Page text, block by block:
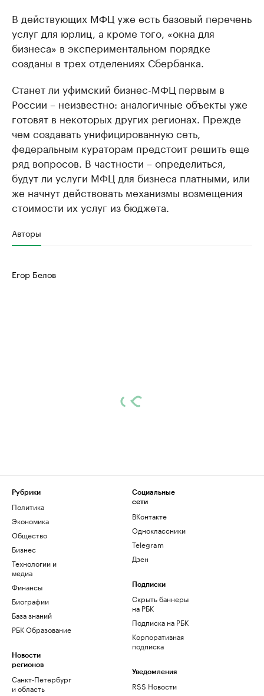
В действующих МФЦ уже есть базовый перечень
услуг для юрлиц, а кроме того, «окна для
бизнеса» в экспериментальном порядке
созданы в трех отделениях Сбербанка.
Станет ли уфимский бизнес-МФЦ первым в
России – неизвестно: аналогичные объекты уже
готовят в некоторых других регионах. Прежде
чем создавать унифицированную сеть,
федеральным кураторам предстоит решить еще
ряд вопросов. В частности – определиться,
будут ли услуги МФЦ для бизнеса платными, или
же начнут действовать механизмы возмещения
стоимости их услуг из бюджета.
Авторы
Егор Белов
Рубрики
Политика
Экономика
Общество
Бизнес
Технологии и
медиа
Финансы
Биографии
База знаний
РБК Образование
Новости
регионов
Санкт-Петербург
и область
Социальные
сети
ВКонтакте
Одноклассники
Telegram
Дзен
Подписки
Скрыть баннеры
на РБК
Подписка на РБК
Корпоративная
подписка
Уведомления
RSS Новости